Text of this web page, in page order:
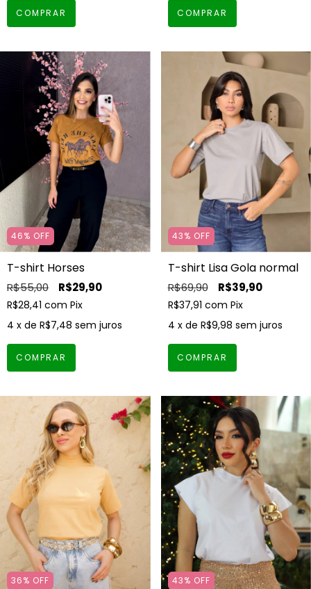
COMPRAR COMPRAR
46% OFF
T-shirt Horses
R$55,00 R$29,90
R$28,41 com Pix
4 x de R$7,48 sem juros
COMPRAR
43% OFF
T-shirt Lisa Gola normal
R$69,90 R$39,90
R$37,91 com Pix
4 x de R$9,98 sem juros
COMPRAR
36% OFF 43% OFF